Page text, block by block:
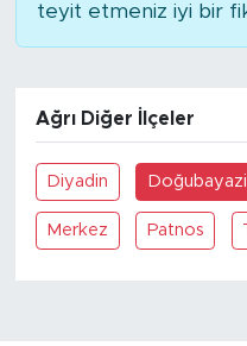
teyit etmeniz iyi bir
Ağrı Diğer İlçeler
Diyadin
Merkez Patnos